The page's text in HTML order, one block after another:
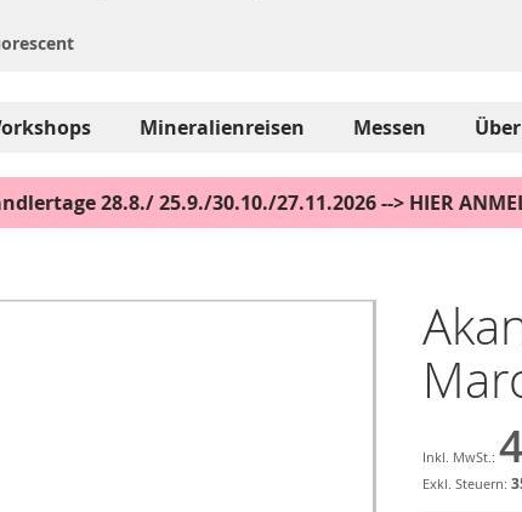
Mineralienreisen Messen
28.8./ 25.9./30.10./27.11.2026 --> HIER